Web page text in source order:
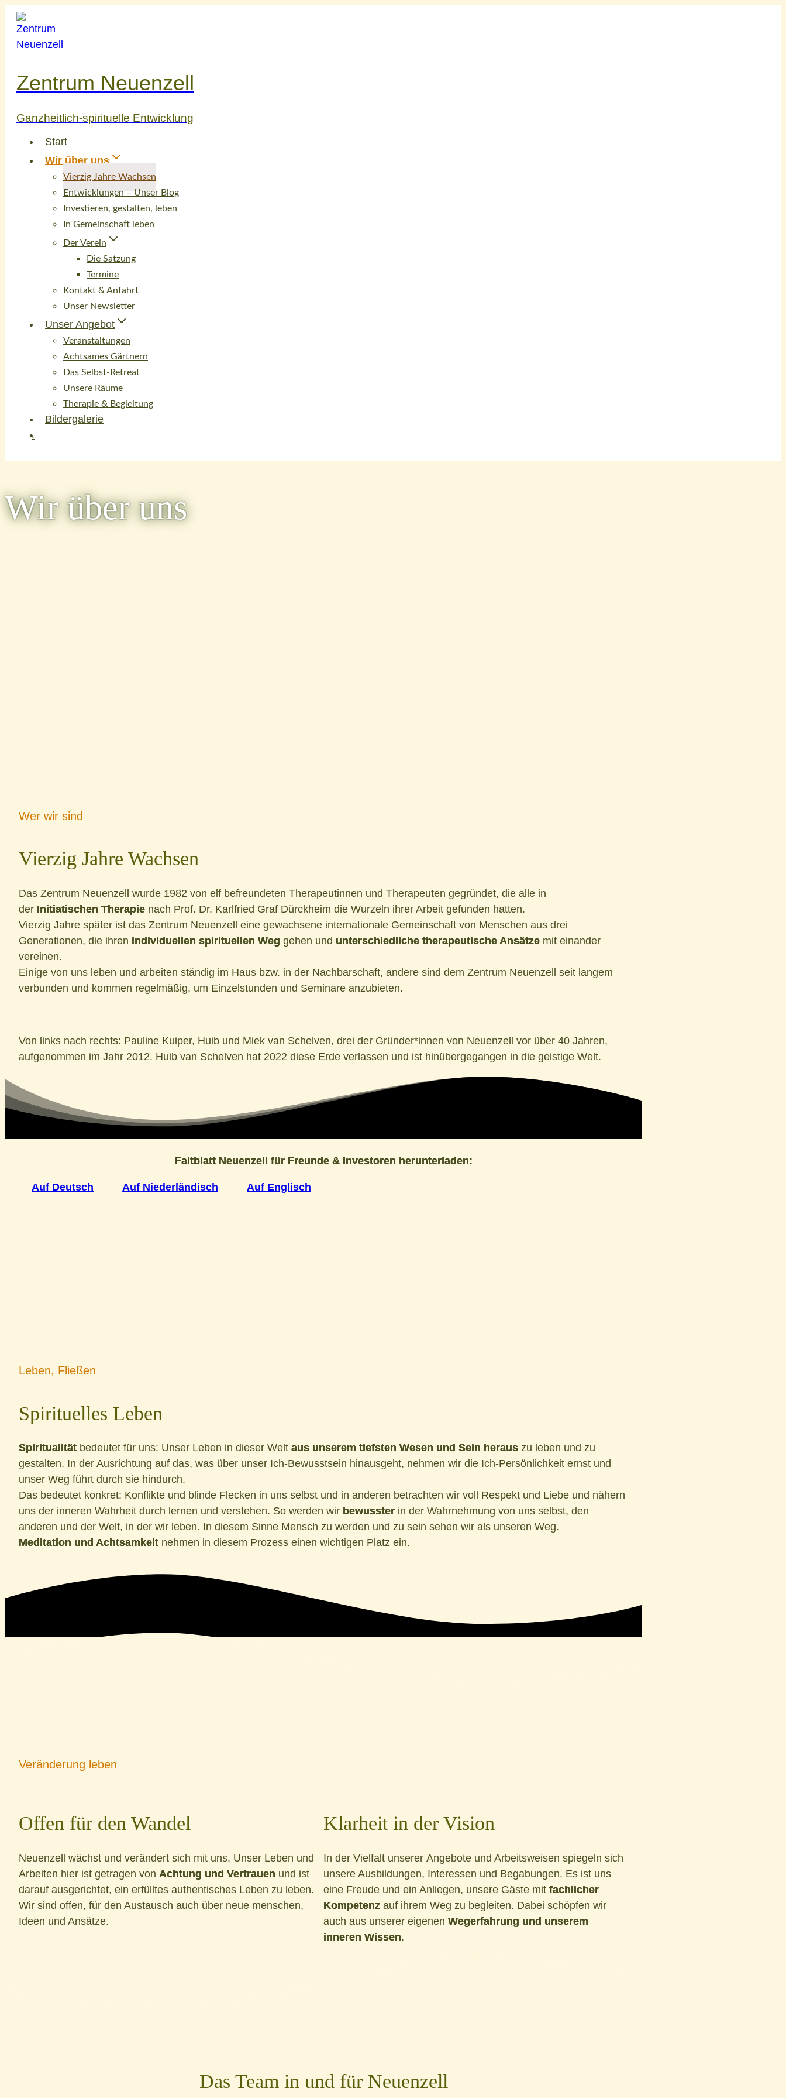
Zum
Inhalt
springen
Zentrum Neuenzell
Ganzheitlich-spirituelle Entwicklung
Start
Wir über uns
Vierzig Jahre Wachsen
Entwicklungen – Unser Blog
Investieren, gestalten, leben
In Gemeinschaft leben
Der Verein
Die Satzung
Termine
Kontakt & Anfahrt
Unser Newsletter
Unser Angebot
Veranstaltungen
Achtsames Gärtnern
Das Selbst-Retreat
Unsere Räume
Therapie & Begleitung
Bildergalerie
.
Wir über uns
Wer wir sind
Vierzig Jahre Wachsen
Das Zentrum Neuenzell wurde 1982 von elf befreundeten Therapeutinnen und Therapeuten gegründet, die alle in
der Initiatischen Therapie nach Prof. Dr. Karlfried Graf Dürckheim die Wurzeln ihrer Arbeit gefunden hatten.
Vierzig Jahre später ist das Zentrum Neuenzell eine gewachsene internationale Gemeinschaft von Menschen aus drei
Generationen, die ihren individuellen spirituellen Weg gehen und unterschiedliche therapeutische Ansätze mit einander
vereinen.
Einige von uns leben und arbeiten ständig im Haus bzw. in der Nachbarschaft, andere sind dem Zentrum Neuenzell seit langem
verbunden und kommen regelmäßig, um Einzelstunden und Seminare anzubieten.
Von links nach rechts: Pauline Kuiper, Huib und Miek van Schelven, drei der Gründer*innen von Neuenzell vor über 40 Jahren,
aufgenommen im Jahr 2012. Huib van Schelven hat 2022 diese Erde verlassen und ist hinübergegangen in die geistige Welt.
Faltblatt Neuenzell für Freunde & Investoren herunterladen:
Auf Deutsch Auf Niederländisch Auf Englisch
Leben, Fließen
Spirituelles Leben
Spiritualität bedeutet für uns: Unser Leben in dieser Welt aus unserem tiefsten Wesen und Sein heraus zu leben und zu
gestalten. In der Ausrichtung auf das, was über unser Ich-Bewusstsein hinausgeht, nehmen wir die Ich-Persönlichkeit ernst und
unser Weg führt durch sie hindurch.
Das bedeutet konkret: Konflikte und blinde Flecken in uns selbst und in anderen betrachten wir voll Respekt und Liebe und nähern
uns der inneren Wahrheit durch lernen und verstehen. So werden wir bewusster in der Wahrnehmung von uns selbst, den
anderen und der Welt, in der wir leben. In diesem Sinne Mensch zu werden und zu sein sehen wir als unseren Weg.
Meditation und Achtsamkeit nehmen in diesem Prozess einen wichtigen Platz ein.
Veränderung leben
Offen für den Wandel
Neuenzell wächst und verändert sich mit uns. Unser Leben und
Arbeiten hier ist getragen von Achtung und Vertrauen und ist
darauf ausgerichtet, ein erfülltes authentisches Leben zu leben.
Wir sind offen, für den Austausch auch über neue menschen,
Ideen und Ansätze.
Klarheit in der Vision
In der Vielfalt unserer Angebote und Arbeitsweisen spiegeln sich
unsere Ausbildungen, Interessen und Begabungen. Es ist uns
eine Freude und ein Anliegen, unsere Gäste mit fachlicher
Kompetenz auf ihrem Weg zu begleiten. Dabei schöpfen wir
auch aus unserer eigenen Wegerfahrung und unserem
inneren Wissen.
Das Team in und für Neuenzell